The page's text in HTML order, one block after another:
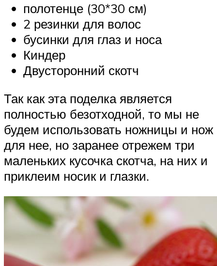
полотенце (30*30 см)
2 резинки для волос
бусинки для глаз и носа
Киндер
Двусторонний скотч
Так как эта поделка является
полностью безотходной, то мы не
будем использовать ножницы и нож
для нее, но заранее отрежем три
маленьких кусочка скотча, на них и
приклеим носик и глазки.